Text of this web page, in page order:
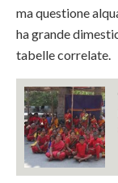
ma questione
ha grande
tabelle correlate.